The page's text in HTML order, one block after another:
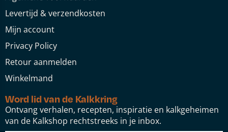
Levertijd & verzendkosten
Mijn account
Privacy Policy
Retour aanmelden
Winkelmand
Word lid van de Kalkkring
Ontvang verhalen, recepten, inspiratie en kalkgeheimen
van de Kalkshop rechtstreeks in je inbox.